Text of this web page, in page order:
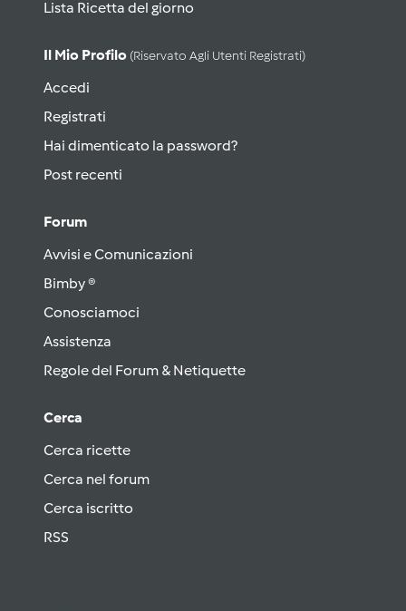
Lista Ricetta del giorno
Il Mio Profilo (riservato Agli Utenti Registrati)
Accedi
Registrati
Hai dimenticato la password?
Post recenti
Forum
Avvisi e Comunicazioni
Bimby ®
Conosciamoci
Assistenza
Regole del Forum & Netiquette
Cerca
Cerca ricette
Cerca nel forum
Cerca iscritto
RSS